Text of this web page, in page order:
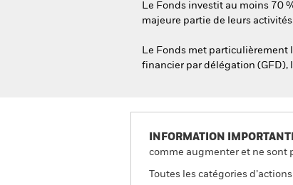
Le Fonds investit au moins 70
majeure partie de leurs
Le Fonds met particulièrement
financier par délégation (GFD),
INFORMATION
comme augmenter et ne sont
Toutes les catégories